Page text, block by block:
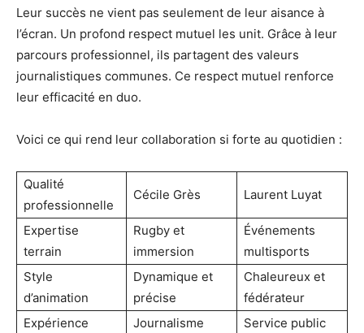
Leur succès ne vient pas seulement de leur aisance à
l’écran. Un profond respect mutuel les unit. Grâce à leur
parcours professionnel, ils partagent des valeurs
journalistiques communes. Ce respect mutuel renforce
leur efficacité en duo.
Voici ce qui rend leur collaboration si forte au quotidien :
Qualité
professionnelle
Cécile Grès Laurent Luyat
Expertise
terrain
Rugby et
immersion
Événements
multisports
Style
d’animation
Dynamique et
précise
Chaleureux et
fédérateur
Expérience
Journalisme
Service public